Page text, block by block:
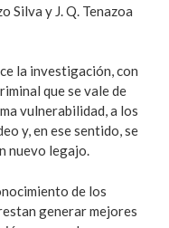
Silva y J. Q. Tenazoa
la investigación, con
que se vale de
vulnerabilidad, a los
y, en ese sentido, se
nuevo legajo.
de los
generar mejores